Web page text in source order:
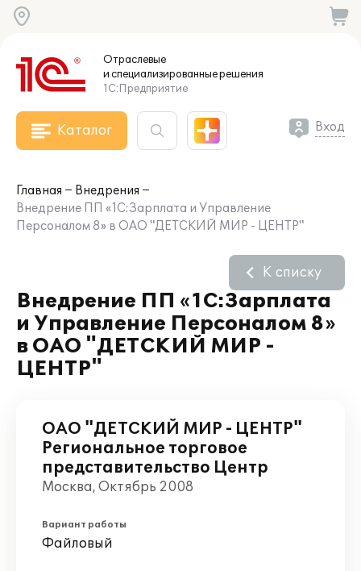
Отраслевые
и специализированныерешения
1С:Предприятие
Каталог Вход
Главная
Внедрения
Внедрение ПП «1С:Зарплата и Управление
Персоналом 8» в ОАО "ДЕТСКИЙ МИР - ЦЕНТР"
Внедрение ПП «1С:Зарплата
и Управление Персоналом 8»
в ОАО "ДЕТСКИЙ МИР -
ЦЕНТР"
К списку
ОАО "ДЕТСКИЙ МИР - ЦЕНТР"
Региональное торговое
представительство Центр
Москва, Октябрь 2008
Вариант работы
Файловый